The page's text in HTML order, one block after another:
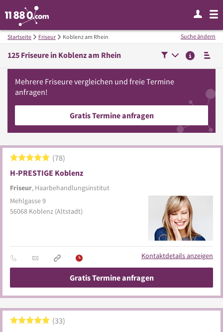
Startseite Friseur Koblenz am Rhein
125 Friseure in Koblenz am Rhein
Suche ändern
Mehrere Friseurevergleichen und freie Termine
anfragen!
Gratis Termine anfragen
H-PRESTIGE Koblenz
Friseur, Haarbehandlungsinstitut
78
Mehlgasse 9
56068 Koblenz (Altstadt)
Kontaktdetails anzeigen
Gratis Termine anfragen
33